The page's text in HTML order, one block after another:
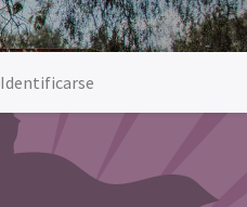
Identificarse